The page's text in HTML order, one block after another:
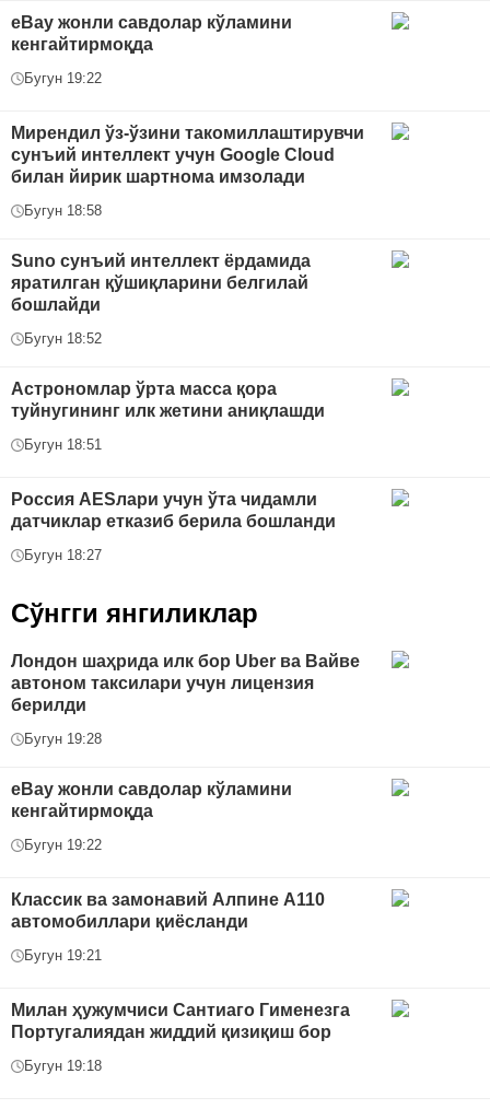
eBay жонли савдолар кўламини
кенгайтирмоқда
Бугун 19:22
Мирендил ўз-ўзини такомиллаштирувчи
сунъий интеллект учун Google Cloud
билан йирик шартнома имзолади
Бугун 18:58
Suno сунъий интеллект ёрдамида
яратилган қўшиқларини белгилай
бошлайди
Бугун 18:52
Астрономлар ўрта масса қора
туйнугининг илк жетини аниқлашди
Бугун 18:51
Россия AESлари учун ўта чидамли
датчиклар етказиб берила бошланди
Бугун 18:27
Сўнгги янгиликлар
Лондон шаҳрида илк бор Uber ва Вайве
автоном таксилари учун лицензия
берилди
Бугун 19:28
eBay жонли савдолар кўламини
кенгайтирмоқда
Бугун 19:22
Классик ва замонавий Алпине A110
автомобиллари қиёсланди
Бугун 19:21
Милан ҳужумчиси Сантиаго Гименезга
Португалиядан жиддий қизиқиш бор
Бугун 19:18